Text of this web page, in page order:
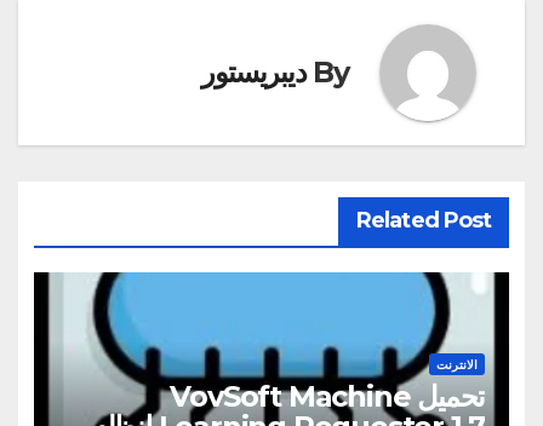
By ديبريستور
Related Post
الانترنت
تحميل VovSoft Machine